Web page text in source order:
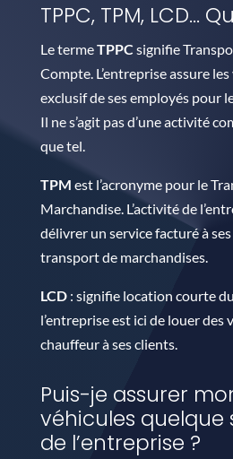
TPPC, TPM, LCD…
Le termeTPPC signifie
Compte. L’entreprise assure les
exclusif de ses employés pour
Il ne s’agit pas d’une activité
que tel.
TPM est l’acronyme pour le
Marchandise. L’activité de
délivrer un service facturé à
transport de marchandises.
LCD: signifie location courte
l’entreprise est ici de louer des
chauffeur à ses clients.
Puis-je assurer
véhicules quelque
de l’entreprise ?